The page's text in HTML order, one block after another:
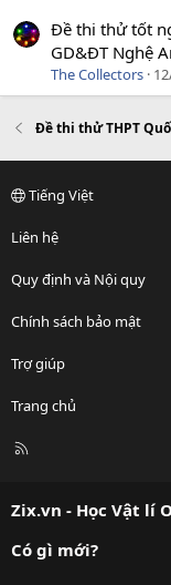
Đề thi thử tốt
GD&ĐT Nghệ
The Collectors
Đề thi thử THPT
Tiếng Việt
Liên hệ
Quy định và Nội quy
Chính sách bảo mật
Trợ giúp
Trang chủ
R
Zix.vn - Học Vật lí
Có gì mới?